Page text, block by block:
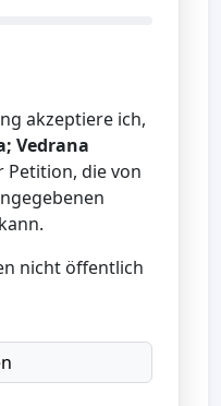
akzeptiere ich,
Vedrana
Petition, die von
nicht öffentlich